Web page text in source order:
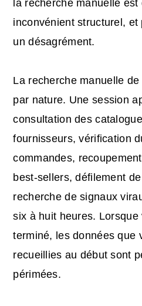
la recherche manuelle est
inconvénient structurel, et
un désagrément.
La recherche manuelle
par nature. Une session
consultation des
fournisseurs, vérification
commandes,
best-sellers, défilement
recherche de signaux
six à huit heures. Lorsque
terminé, les données que
recueillies au début sont
périmées.